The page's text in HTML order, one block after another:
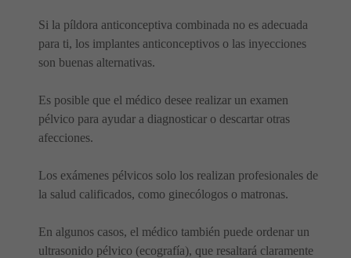
Si la píldora anticonceptiva combinada no es adecuada
para ti, los implantes anticonceptivos o las inyecciones
son buenas alternativas.
Es posible que el médico desee realizar un examen
pélvico para ayudar a diagnosticar o descartar otras
afecciones.
Los exámenes pélvicos solo los realizan profesionales de
la salud calificados, como ginecólogos o matronas.
En algunos casos, el médico también puede ordenar un
ultrasonido pélvico (ecografía), que resaltará claramente